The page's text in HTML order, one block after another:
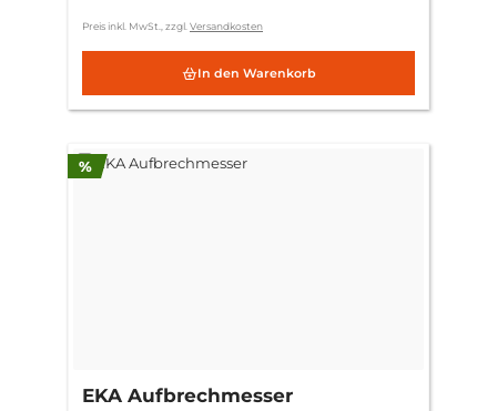
Preis inkl. MwSt., zzgl.Versandkosten
In den Warenkorb
%Rabatt
EKA Aufbrechmesser